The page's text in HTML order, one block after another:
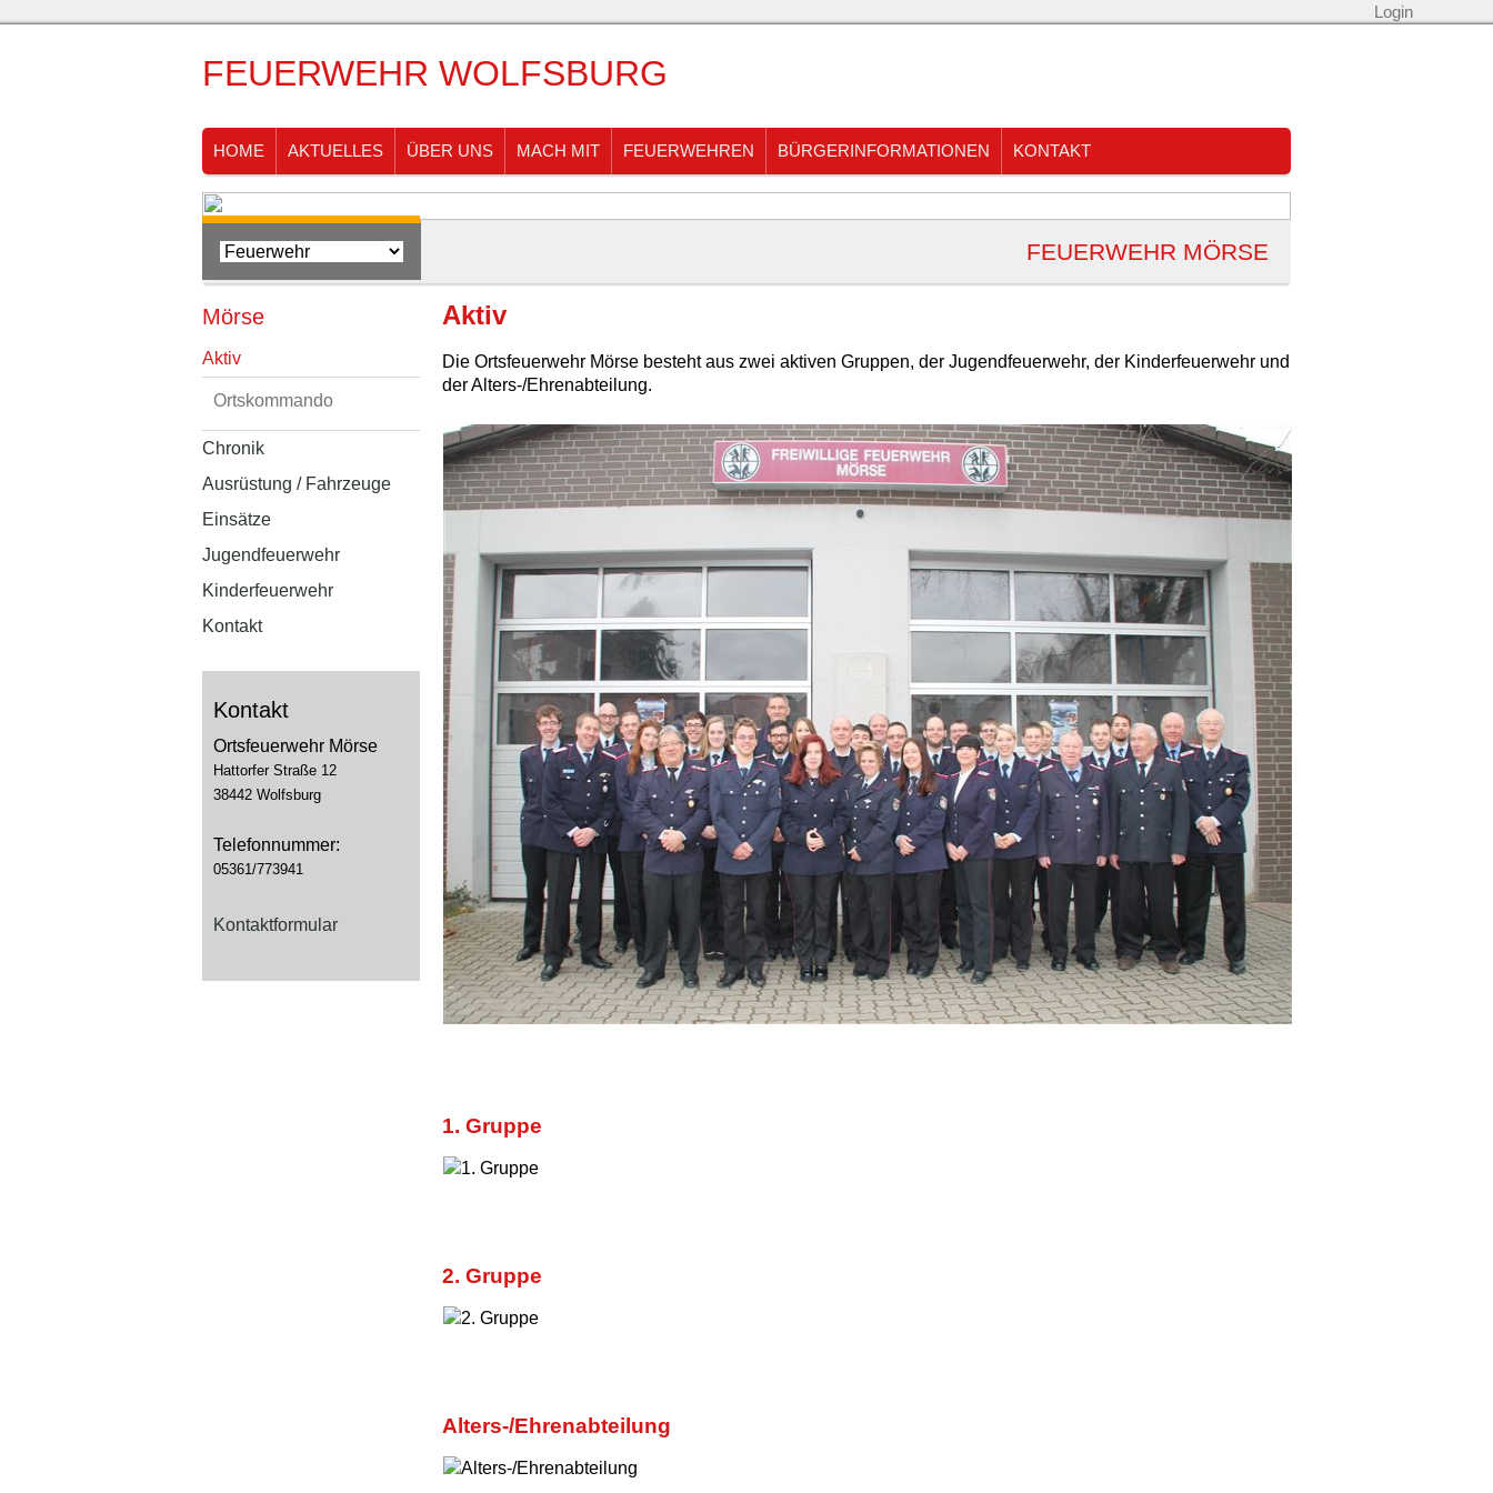
Login
FEUERWEHR WOLFSBURG
HOME AKTUELLES ÜBER UNS MACH MIT FEUERWEHREN BÜRGERINFORMATIONEN KONTAKT
FEUERWEHR MÖRSE
Aktiv
Die Ortsfeuerwehr Mörse besteht aus zwei aktiven Gruppen, der Jugendfeuerwehr, der Kinderfeuerwehr und
der Alters-/Ehrenabteilung.
1. Gruppe
2. Gruppe
Alters-/Ehrenabteilung
Mörse
Aktiv
Ortskommando
Chronik
Ausrüstung / Fahrzeuge
Einsätze
Jugendfeuerwehr
Kinderfeuerwehr
Kontakt
Kontakt
Ortsfeuerwehr Mörse
Hattorfer Straße 12
38442 Wolfsburg
Telefonnummer:
05361/773941
Kontaktformular